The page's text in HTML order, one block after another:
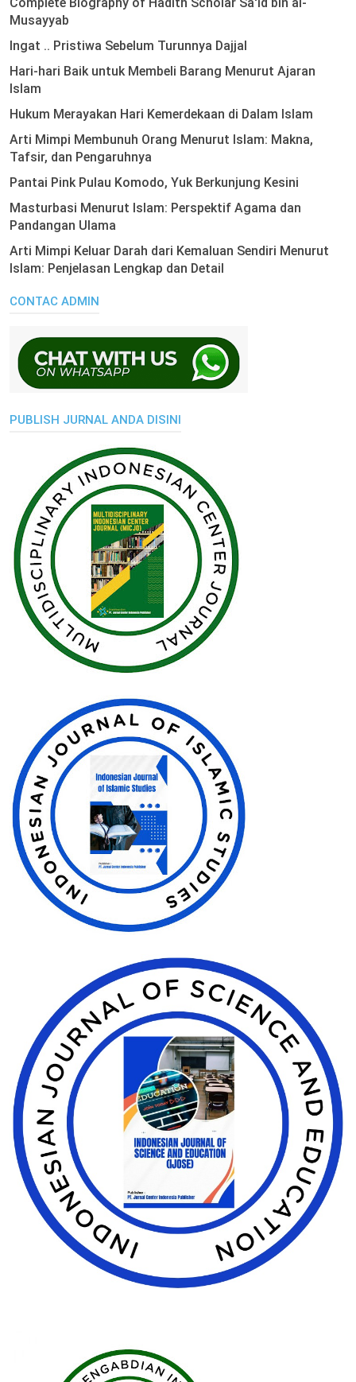
Complete Biography of Hadith Scholar Sa'id bin al-
Musayyab
Ingat .. Pristiwa Sebelum Turunnya Dajjal
Hari-hari Baik untuk Membeli Barang Menurut Ajaran
Islam
Hukum Merayakan Hari Kemerdekaan di Dalam Islam
Arti Mimpi Membunuh Orang Menurut Islam: Makna,
Tafsir, dan Pengaruhnya
Pantai Pink Pulau Komodo, Yuk Berkunjung Kesini
Masturbasi Menurut Islam: Perspektif Agama dan
Pandangan Ulama
Arti Mimpi Keluar Darah dari Kemaluan Sendiri Menurut
Islam: Penjelasan Lengkap dan Detail
CONTAC ADMIN
PUBLISH JURNAL ANDA DISINI